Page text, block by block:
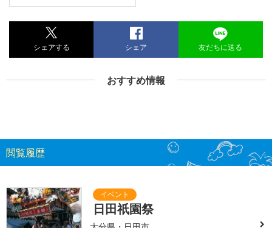
シェアする シェア 友だちに送る
おすすめ情報
閲覧履歴
日田祇園祭